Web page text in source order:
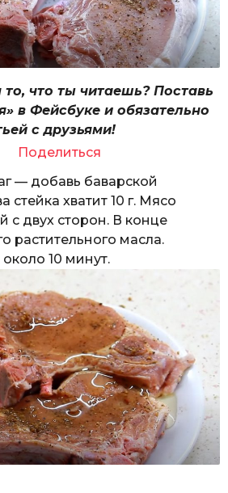
то, что ты читаешь? Поставь
в Фейсбуке и обязательно
с друзьями!
Поделиться
— добавь баварской
стейка хватит 10 г. Мясо
с двух сторон. В конце
растительного масла.
10 минут.